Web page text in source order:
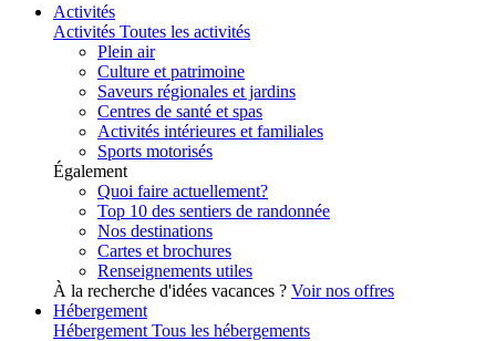
Activités
Activités Toutes les activités
Plein air
Culture et patrimoine
Saveurs régionales et jardins
Centres de santé et spas
Activités intérieures et familiales
Sports motorisés
Également
Quoi faire actuellement?
Top 10 des sentiers de randonnée
Nos destinations
Cartes et brochures
Renseignements utiles
À la recherche d'idées vacances ? Voir nos offres
Hébergement
Hébergement Tous les hébergements